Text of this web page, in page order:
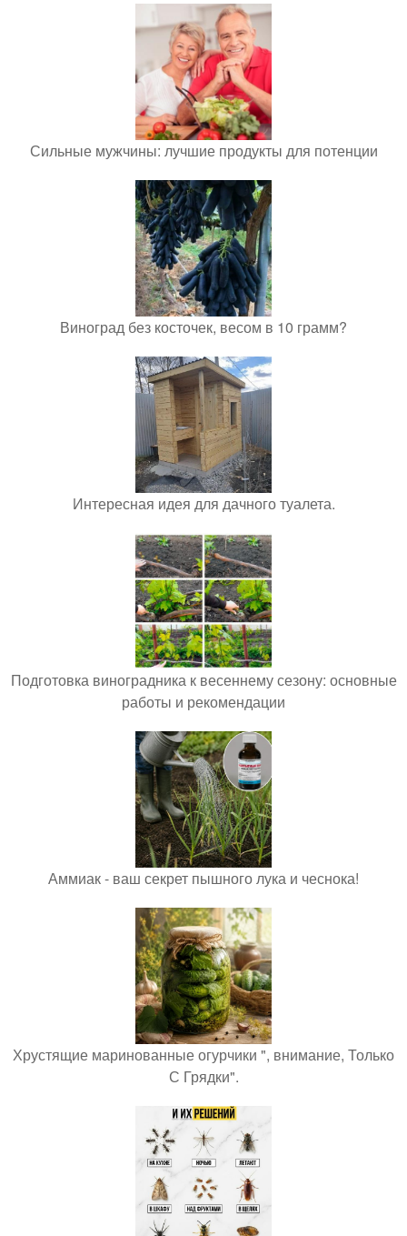
Сильные мужчины: лучшие продукты для потенции
Виноград без косточек, весом в 10 грамм?
Интересная идея для дачного туалета.
Подготовка виноградника к весеннему сезону: основные
работы и рекомендации
Аммиак - ваш секрет пышного лука и чеснока!
Хрустящие маринованные огурчики ", внимание, Только
С Грядки".